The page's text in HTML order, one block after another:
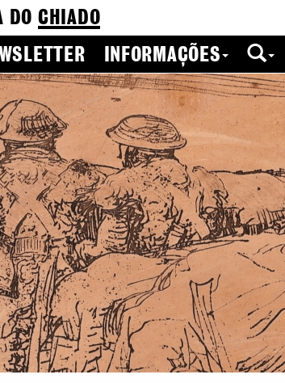
DO CHIADO
INFORMAÇÕES